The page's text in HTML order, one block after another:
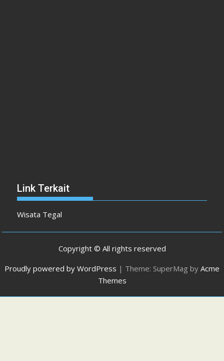
Link Terkait
Wisata Tegal
Copyright © All rights reserved
Proudly powered by WordPress | Theme: SuperMag by Acme
Themes